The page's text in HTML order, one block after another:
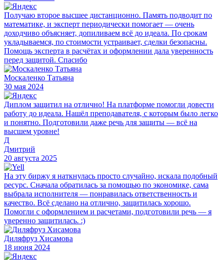
Получаю второе высшее дистанционно. Память подводит по
математике, и эксперт периодически помогает — очень
доходчиво объясняет, допиливаем всё до идеала. По срокам
укладываемся, по стоимости устраивает, сделки безопасны.
Помощь эксперта в расчётах и оформлении дала уверенность
перед защитой. Спасибо
Москаленко Татьяна
30 мая 2024
Диплом защитил на отлично! На платформе помогли довести
работу до идеала. Нашёл преподавателя, с которым было легко
и понятно. Подготовили даже речь для защиты — всё на
высшем уровне!
Д
Дмитрий
20 августа 2025
На эту биржу я наткнулась просто случайно, искала подобный
ресурс. Сначала обратилась за помощью по экономике, сама
выбрала исполнителя — понравилась ответственность и
качество. Всё сделано на отлично, защитилась хорошо.
Помогли с оформлением и расчетами, подготовили речь — я
уверенно защитилась. :)
Диляфруз Хисамова
18 июня 2024